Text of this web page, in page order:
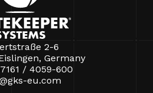
2-6
Germany
/ 4059-600
eu.com